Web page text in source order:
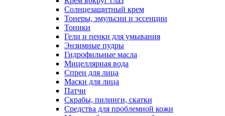
Солнцезащитный крем
Тонеры, эмульсии и эссенции
Тоники
Гели и пенки для умывания
Энзимные пудры
Гидрофильные масла
Мицеллярная вода
Спреи для лица
Маски для лица
Патчи
Скрабы, пилинги, скатки
Средства для проблемной кожи